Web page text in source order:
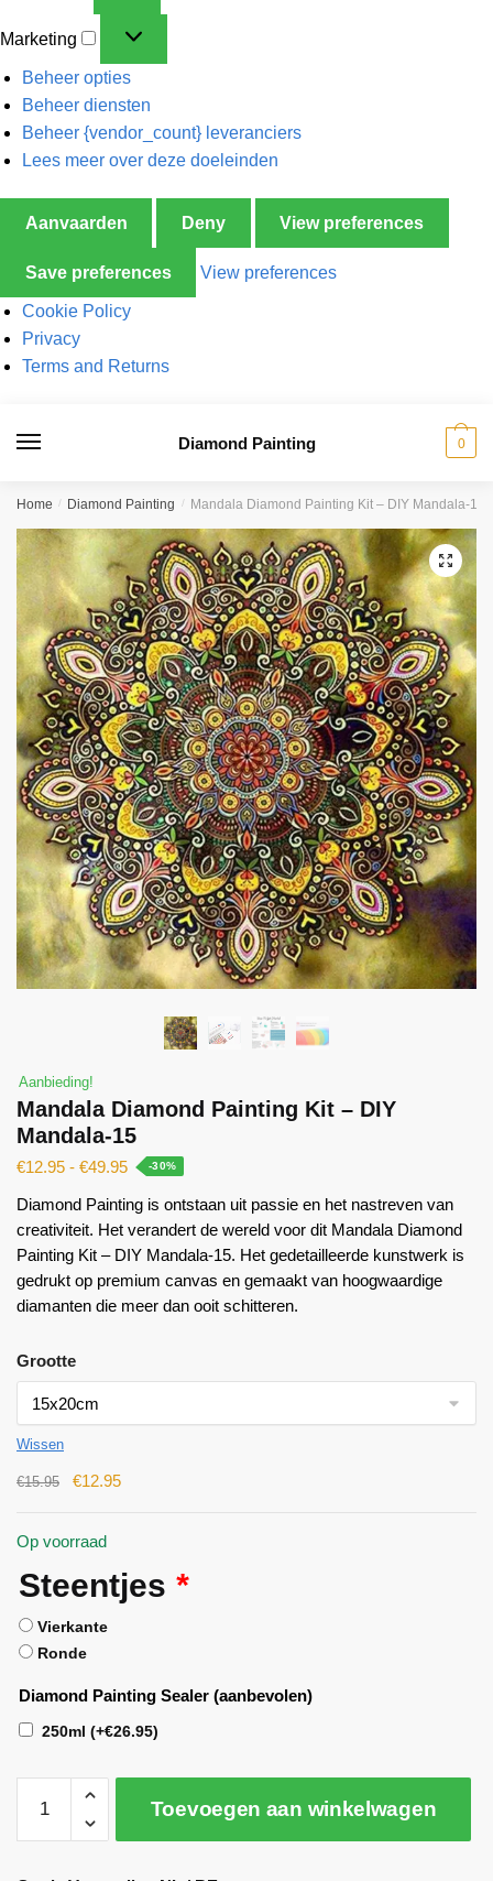
Marketing
Beheer opties
Beheer diensten
Beheer {vendor_count} leveranciers
Lees meer over deze doeleinden
Aanvaarden Deny View preferences
Save preferences View preferences
Cookie Policy
Privacy
Terms and Returns
Diamond Painting 0
Home / Diamond Painting / Mandala Diamond Painting Kit – DIY Mandala-15
🔍
Aanbieding!
Mandala Diamond Painting Kit – DIY
Mandala-15
€12.95 - €49.95 -30%
Diamond Painting is ontstaan ​​uit passie en het nastreven van
creativiteit. Het verandert de wereld voor dit Mandala Diamond
Painting Kit – DIY Mandala-15. Het gedetailleerde kunstwerk is
gedrukt op premium canvas en gemaakt van hoogwaardige
diamanten die meer dan ooit schitteren.
Grootte
Wissen
€15.95 €12.95
Op voorraad
Steentjes *
Vierkante
Ronde
Diamond Painting Sealer (aanbevolen)
250ml (+€26.95)
Toevoegen aan winkelwagen